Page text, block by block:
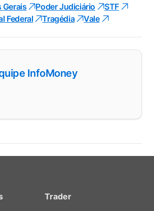
Gerais Poder Judiciário
STF
Federal
Tragédia Vale
InfoMoney
Trader